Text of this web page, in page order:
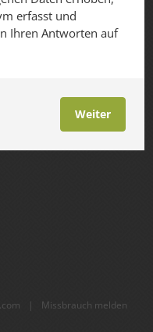
erfasst und
Ihren Antworten auf
Weiter
| Missbrauch melden